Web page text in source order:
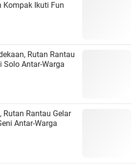
Kompak Ikuti Fun
Rutan Rantau
Solo Antar-Warga
Rutan Rantau Gelar
Antar-Warga